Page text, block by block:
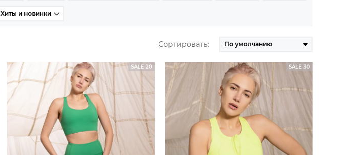
Хиты и новинки
Сортировать:
SALE 20 SALE 30